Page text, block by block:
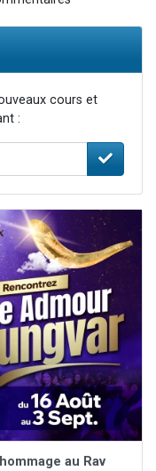
cours et
:
au Rav